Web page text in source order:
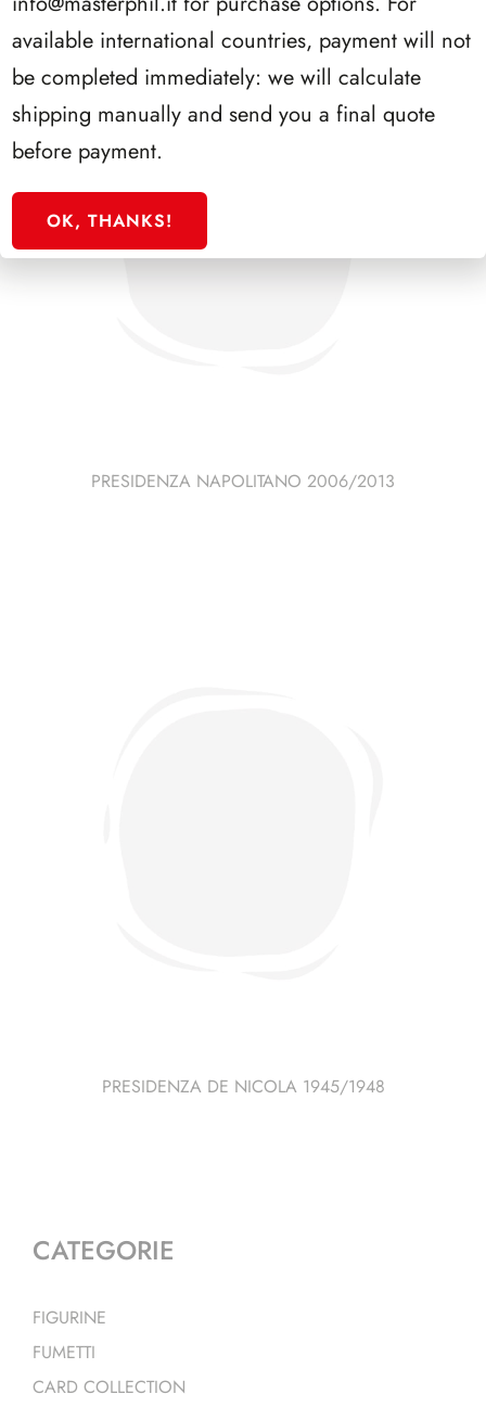
PRESIDENZA NAPOLITANO 2006/2013
PRESIDENZA DE NICOLA 1945/1948
CATEGORIE
FIGURINE
FUMETTI
CARD COLLECTION
available international countries, payment will not
be completed immediately: we will calculate
shipping manually and send you a final quote
before payment.
OK, THANKS!